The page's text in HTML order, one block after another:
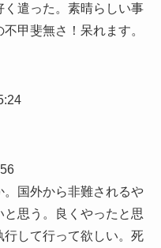
遣った。素晴らしい事
甲斐無さ！呆れます。
国外から非難されるや
思う。良くやったと思
行して行って欲しい。死